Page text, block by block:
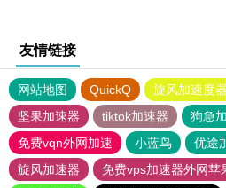
友情链接
网站地图 QuickQ 旋风加速度器
坚果加速器
tiktok加速器
狗急
免费vqn外网加速
小蓝鸟 优途
旋风加速器
免费vps加速器外网苹